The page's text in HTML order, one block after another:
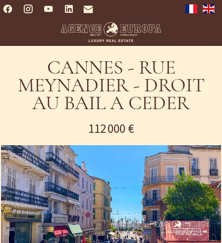
CANNES - RUE
MEYNADIER - DROIT
AU BAIL A CEDER
112 000 €